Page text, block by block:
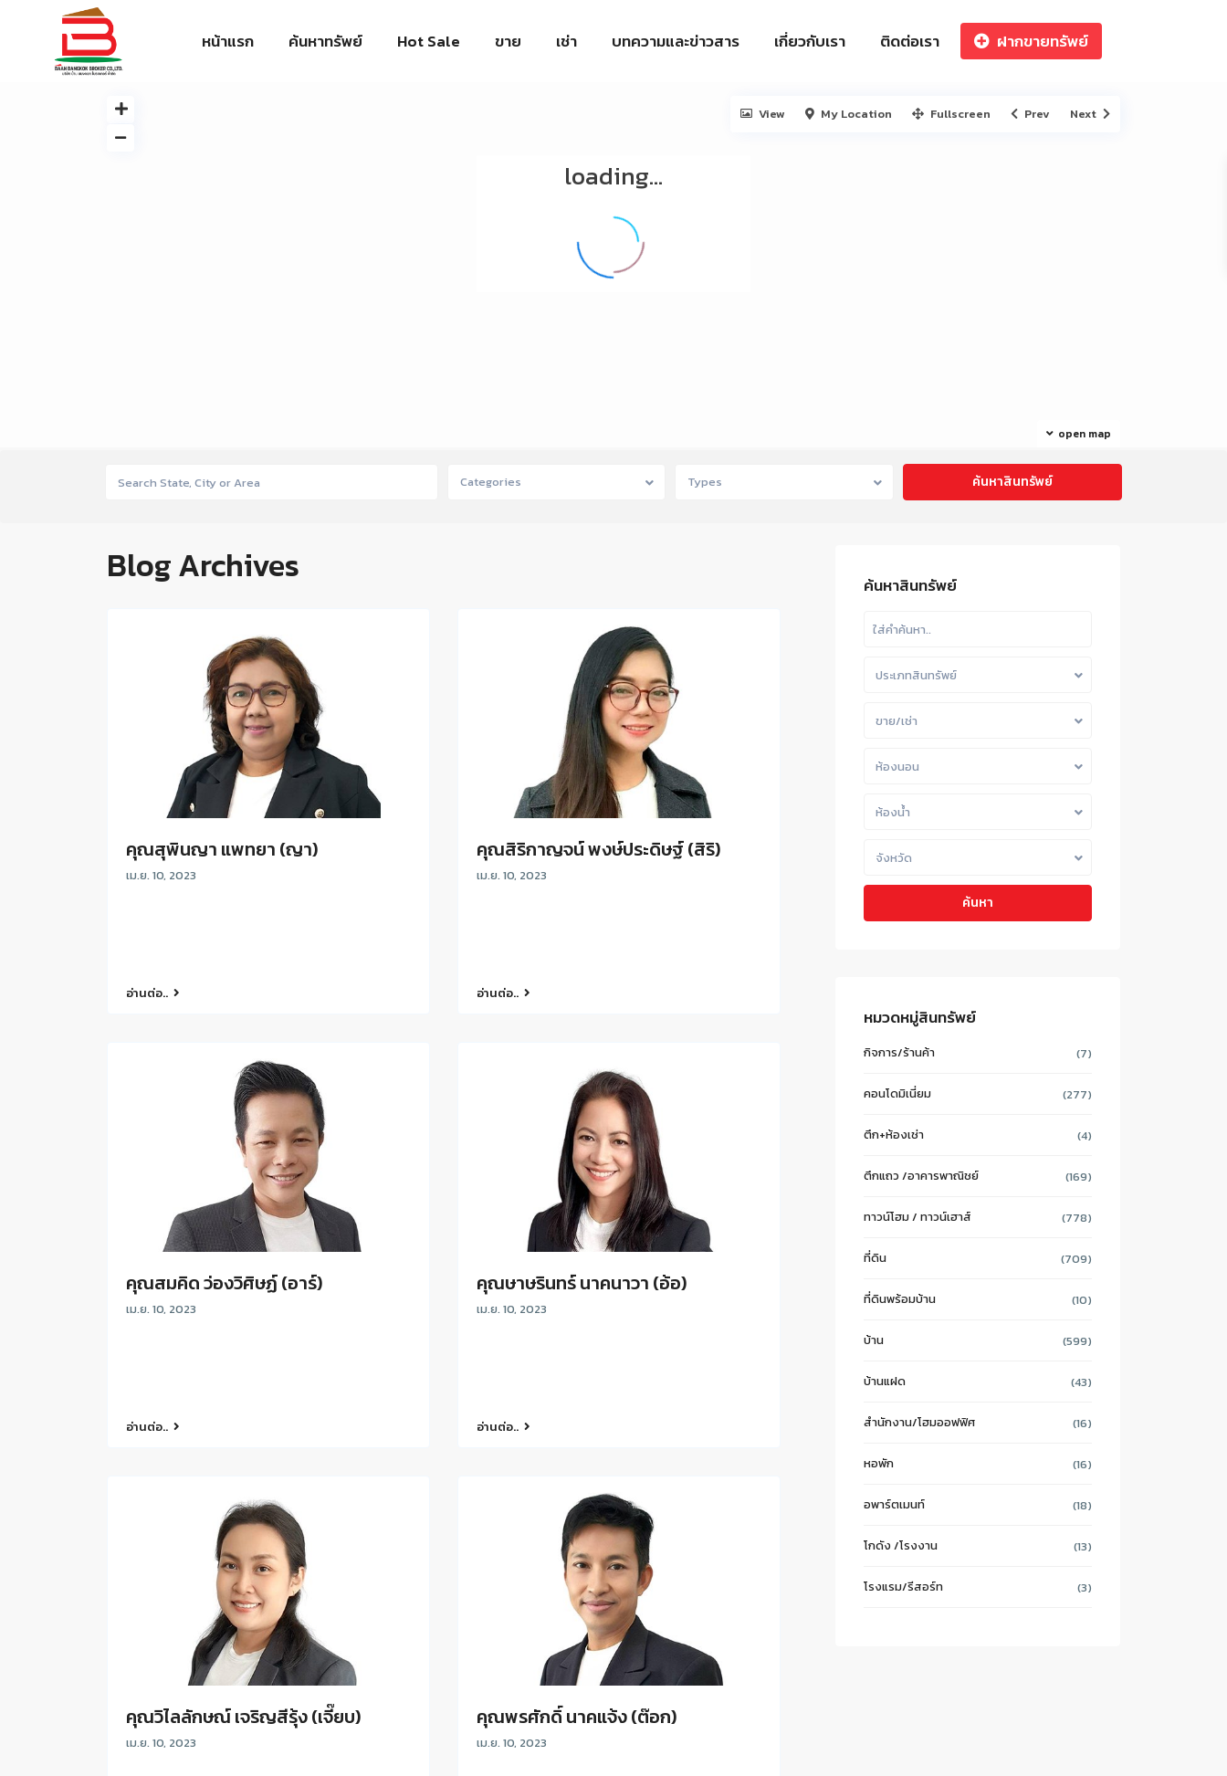
หน้าแรก ค้นหาทรัพย์ Hot Sale ขาย เช่า บทความและข่าวสาร เกี่ยวกับเรา ติดต่อเรา ฝากขายทรัพย์
loading...
open map
View My Location Fullscreen Prev Next
Categories Types
Blog Archives
คุณสุพินญา แพทยา (ญา)
เม.ย. 10, 2023
อ่านต่อ..
คุณสิริกาญจน์ พงษ์ประดิษฐ์ (สิริ)
เม.ย. 10, 2023
อ่านต่อ..
คุณสมคิด ว่องวิศิษฏ์ (อาร์)
เม.ย. 10, 2023
อ่านต่อ..
คุณษาษรินทร์ นาคนาวา (อ้อ)
เม.ย. 10, 2023
อ่านต่อ..
คุณวิไลลักษณ์ เจริญสีรุ้ง (เจี๊ยบ)
เม.ย. 10, 2023
คุณพรศักดิ์ นาคแจ้ง (ต๊อก)
เม.ย. 10, 2023
ค้นหาสินทรัพย์
ประเภทสินทรัพย์
ขาย/เช่า
ห้องนอน
ห้องน้ำ
จังหวัด
ค้นหา
หมวดหมู่สินทรัพย์
กิจการ/ร้านค้า (7)
คอนโดมิเนี่ยม (277)
ตึก+ห้องเช่า (4)
ตึกแถว /อาคารพาณิชย์ (169)
ทาวน์โฮม / ทาวน์เฮาส์ (778)
ที่ดิน (709)
ที่ดินพร้อมบ้าน (10)
บ้าน (599)
บ้านแฝด (43)
สำนักงาน/โฮมออฟฟิศ (16)
หอพัก (16)
อพาร์ตเมนท์ (18)
โกดัง /โรงงาน (13)
โรงแรม/รีสอร์ท (3)